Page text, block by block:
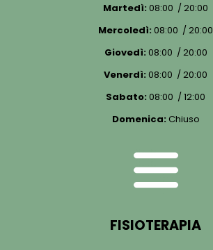
Martedì: 08:00 / 20:00
Mercoledì: 08:00 / 20:00
Giovedì: 08:00 / 20:00
Venerdì: 08:00 / 20:00
Sabato: 08:00 / 12:00
Domenica: Chiuso
FISIOTERAPIA